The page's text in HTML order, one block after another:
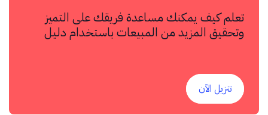
تعلم كيف يمكنك مساعدة فريقك على التميز
وتحقيق المزيد من المبيعات باستخدام دليل
تنزيل الآن